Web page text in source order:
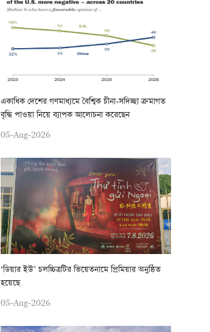
একাধিক দেশের গণমাধ্যমে বৈশ্বিক চীনা-সদিচ্ছা ক্রমাগত
বৃদ্ধি পাওয়া নিয়ে ব্যাপক আলোচনা করেছেন
05-Aug-2026
‘ডিয়ার ইউ’ চলচ্চিত্রটির ভিয়েতনামে প্রিমিয়ার অনুষ্ঠিত
হয়েছে
05-Aug-2026